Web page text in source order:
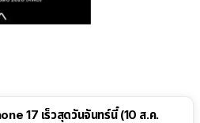
17 เร็วสุดวันจันทร์นี้ (10 ส.ค.